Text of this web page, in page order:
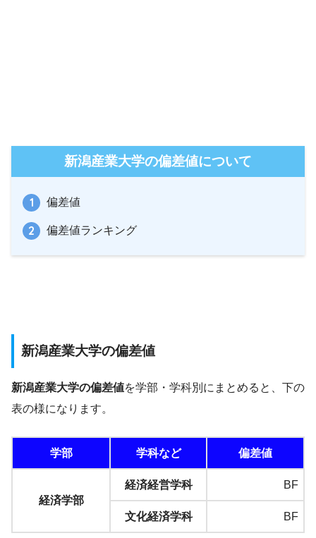
新潟産業大学の偏差値について
偏差値
偏差値ランキング
新潟産業大学の偏差値
新潟産業大学の偏差値を学部・学科別にまとめると、下の
表の様になります。
学部 学科など 偏差値
経済学部
経済経営学科 BF
文化経済学科 BF